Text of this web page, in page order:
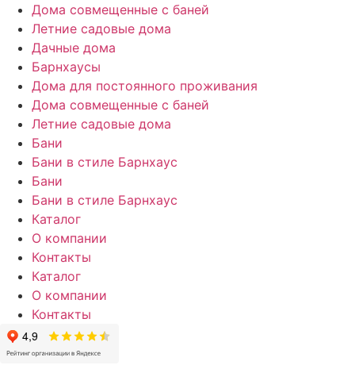
Дома совмещенные с баней
Летние садовые дома
Дачные дома
Барнхаусы
Дома для постоянного проживания
Дома совмещенные с баней
Летние садовые дома
Бани
Бани в стиле Барнхаус
Бани
Бани в стиле Барнхаус
Каталог
О компании
Контакты
Каталог
О компании
Контакты